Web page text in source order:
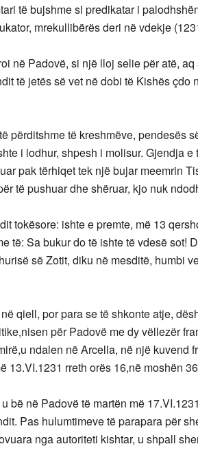
të bujshme si predikatar i
mrekullibërës deri në vdekje
në Padovë, si një lloj selie për atë,
të jetës së vet në dobi të Kishës çdo
përditshme të kreshmëve, pendesës
i lodhur, shpesh i molisur. Gjendja
pak tërhiqet tek një bujar meemrin
të pushuar dhe shëruar, kjo nuk
tokësore: ishte e premte, më 13
të: Sa bukur do të ishte të vdesë sot!
së Zotit, diku në mesditë, humbi
qiell, por para se të shkonte atje,
për Padovë me dy vëllezër
ndalen në Arcella, në një kuvend
13.VI.1231 rreth orës 16,në moshën
bë në Padovë të martën më
Pas hulumtimeve të parapara për
nga autoriteti kishtar, u shpall